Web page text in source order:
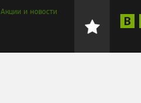
Акции и новости